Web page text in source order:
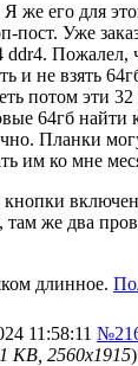
же его для
пост. Уже
ddr4. Пожалел,
и не взять
потом эти 32
64гб найти
Планки
им ко мне
кнопки
там же два
длинное.
11:58:11
KB, 2560x1915)